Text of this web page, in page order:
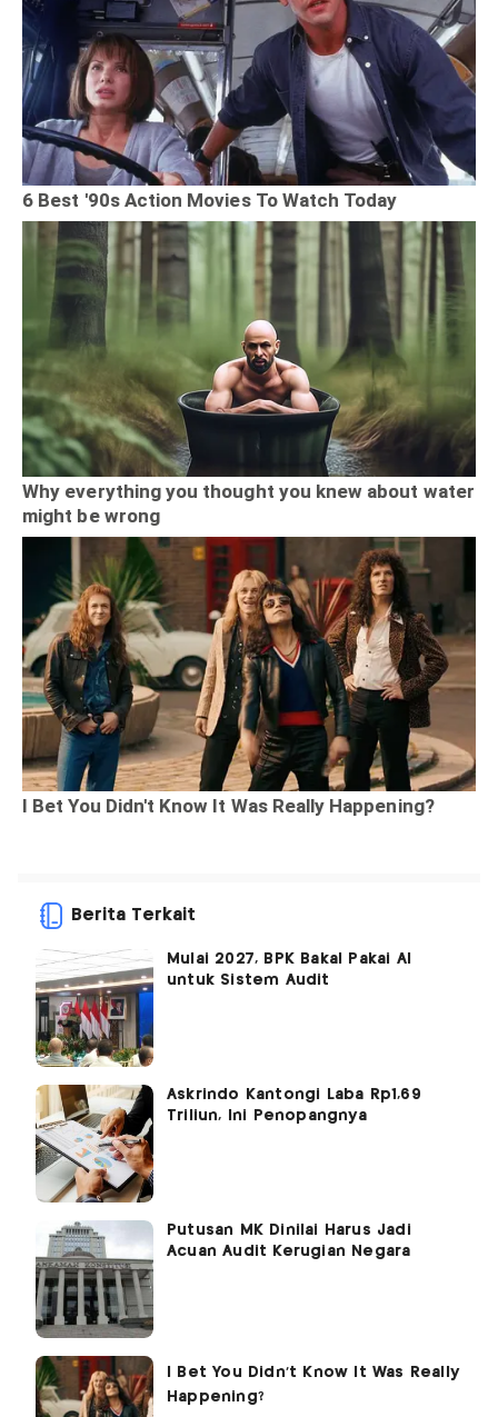
Berita Terkait
Mulai 2027, BPK Bakal Pakai AI
untuk Sistem Audit
Askrindo Kantongi Laba Rp1,69
Triliun, Ini Penopangnya
Putusan MK Dinilai Harus Jadi
Acuan Audit Kerugian Negara